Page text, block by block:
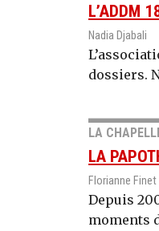
L’ADDM
Nadia Djabali
dossiers.
LA
LA
Florianne Finet
Depuis
moments